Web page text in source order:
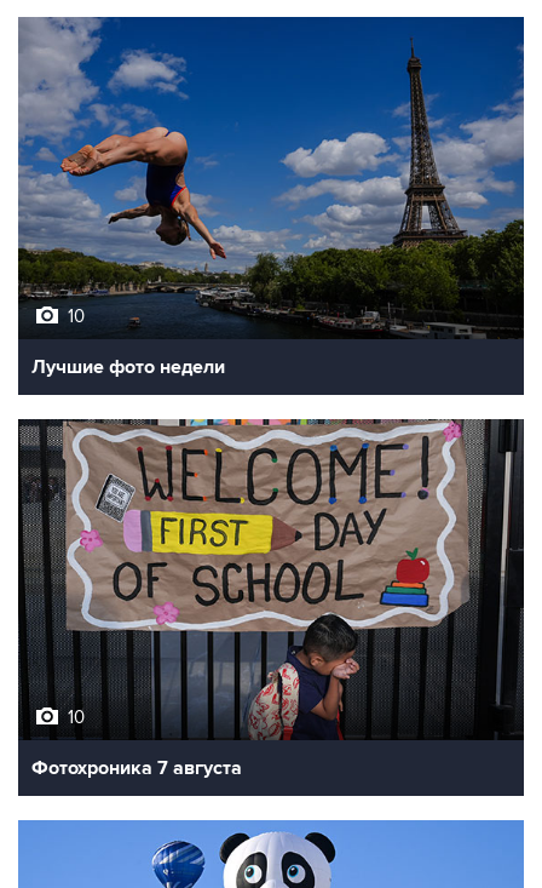
10
Лучшие фото недели
10
Фотохроника 7 августа